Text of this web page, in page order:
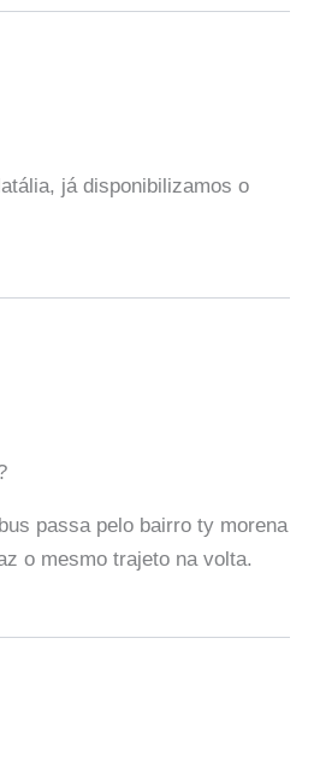
já disponibilizamos o
passa pelo bairro ty morena
o mesmo trajeto na volta.